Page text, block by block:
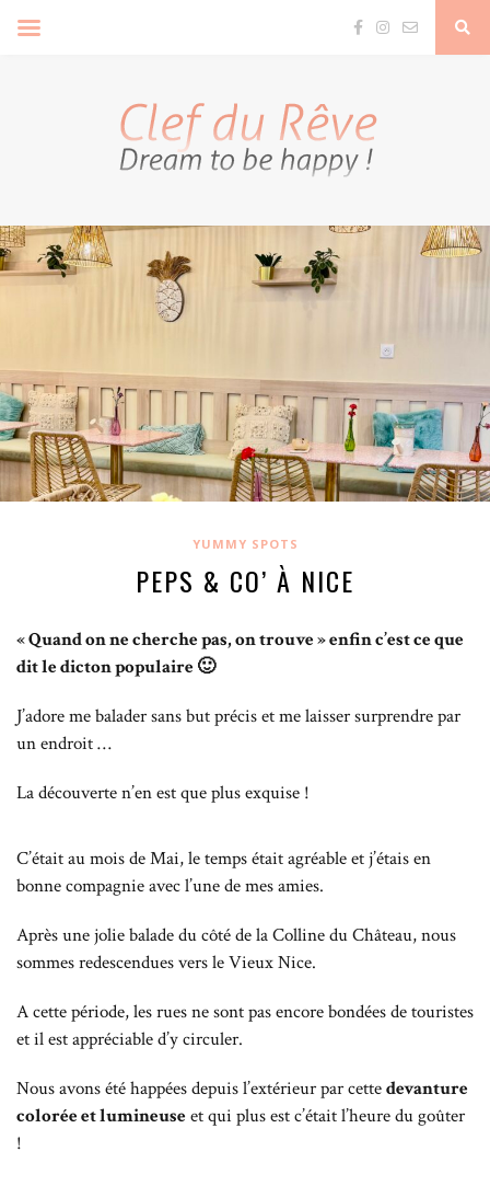
YUMMY SPOTS
PEPS & CO’ À NICE
« Quand on ne cherche pas, on trouve » enfin c’est ce que
dit le dicton populaire 🙂
J’adore me balader sans but précis et me laisser surprendre par
un endroit …
La découverte n’en est que plus exquise !
C’était au mois de Mai, le temps était agréable et j’étais en
bonne compagnie avec l’une de mes amies.
Après une jolie balade du côté de la Colline du Château, nous
sommes redescendues vers le Vieux Nice.
A cette période, les rues ne sont pas encore bondées de touristes
et il est appréciable d’y circuler.
Nous avons été happées depuis l’extérieur par cettedevanture
colorée et lumineuseet qui plus est c’était l’heure du goûter
!